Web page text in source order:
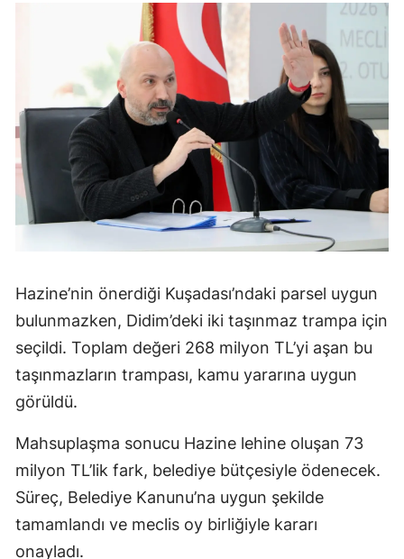
Hazine’nin önerdiği Kuşadası’ndaki parsel uygun
bulunmazken, Didim’deki iki taşınmaz trampa için
seçildi. Toplam değeri 268 milyon TL’yi aşan bu
taşınmazların trampası, kamu yararına uygun
görüldü.
Mahsuplaşma sonucu Hazine lehine oluşan 73
milyon TL’lik fark, belediye bütçesiyle ödenecek.
Süreç, Belediye Kanunu’na uygun şekilde
tamamlandı ve meclis oy birliğiyle kararı
onayladı.